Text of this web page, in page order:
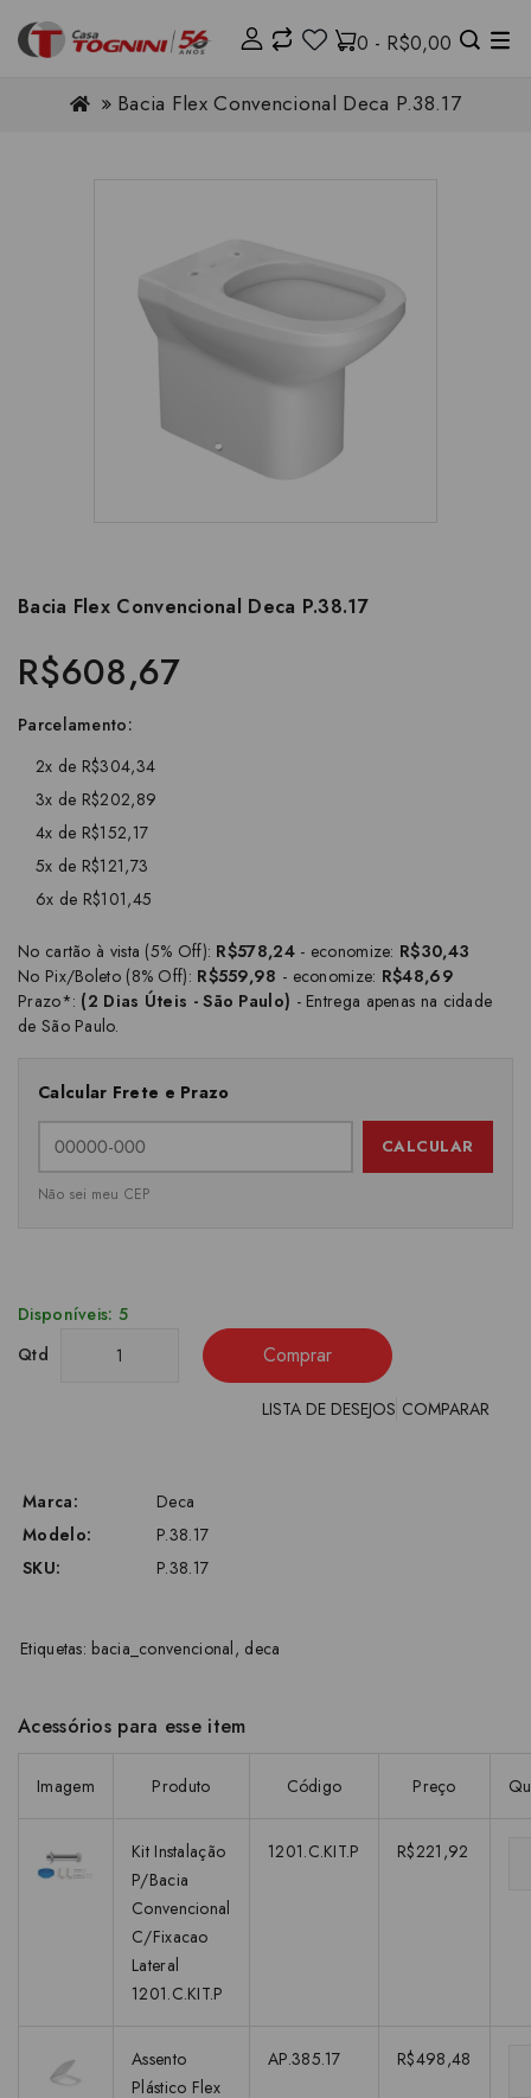
0 - R$0,00
Bacia Flex Convencional Deca P.38.17
Bacia Flex Convencional Deca P.38.17
R$608,67
Parcelamento:
2x de R$304,34
3x de R$202,89
4x de R$152,17
5x de R$121,73
6x de R$101,45
No cartão à vista (5% Off): R$578,24- economize: R$30,43
No Pix/Boleto (8% Off): R$559,98 - economize: R$48,69
Prazo*: (2 Dias Úteis - São Paulo) - Entrega apenas na cidade
de São Paulo.
Calcular Frete e Prazo
CALCULAR
Não sei meu CEP
Disponíveis: 5
Qtd
Comprar
LISTA DE DESEJOS COMPARAR
Marca:
Deca
Modelo:
P.38.17
SKU:
P.38.17
Etiquetas: bacia_convencional, deca
Acessórios para esse item
Imagem Produto Código Preço
Kit Instalação
P/Bacia
Convencional
C/Fixacao
Lateral
1201.C.KIT.P
1201.C.KIT.P R$221,92
Assento
Plástico Flex
AP.385.17 R$498,48